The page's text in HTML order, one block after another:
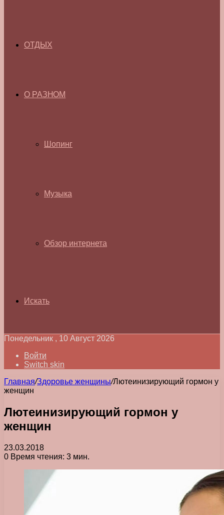
ОТДЫХ
О РАЗНОМ
Шопинг
Музыка
Обзор интернета
Искать
Понедельник , 10 Август 2026
Войти
Switch skin
Главная/Здоровье женщины/Лютеинизирующий гормон у
женщин
Лютеинизирующий гормон у
женщин
23.03.2018
0 Время чтения: 3 мин.